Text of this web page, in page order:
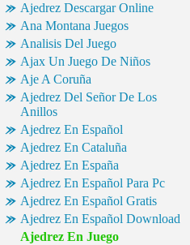
Ajedrez Descargar Online
Ana Montana Juegos
Analisis Del Juego
Ajax Un Juego De Niños
Aje A Coruña
Ajedrez Del Señor De Los
Anillos
Ajedrez En Español
Ajedrez En Cataluña
Ajedrez En España
Ajedrez En Español Para Pc
Ajedrez En Español Gratis
Ajedrez En Español Download
Ajedrez En Juego